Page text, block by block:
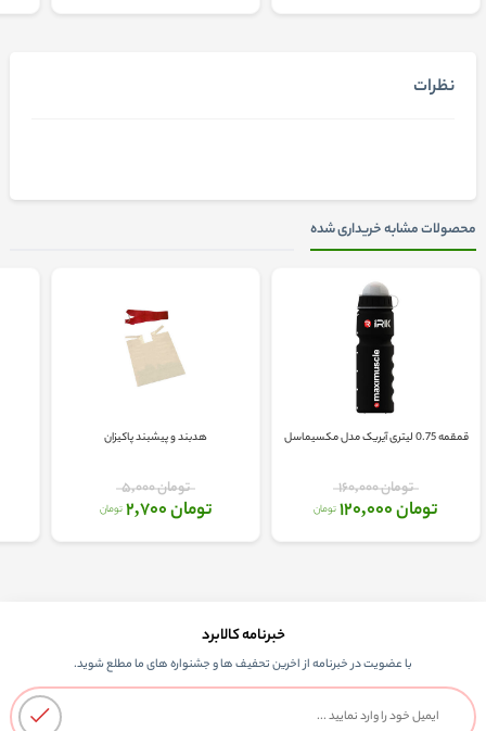
نظرات
محصولات مشابه خریداری شده
قمقمه 0.75 لیتری آیریک مدل مکسیماسل
تومان 160,000
تومان 120,000 تومان
هدبند و پیشبند پاکیزان
تومان 5,000
تومان 2,700 تومان
خبرنامه کالابرد
با عضویت در خبرنامه از اخرین تحفیف ها و جشنواره های ما مطلع شوید.